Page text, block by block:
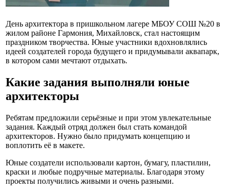
День архитектора в пришкольном лагере МБОУ СОШ №20 в
жилом районе Гармония, Михайловск, стал настоящим
праздником творчества. Юные участники вдохновлялись
идеей создателей города будущего и придумывали аквапарк,
в котором сами мечтают отдыхать.
Какие задания выполняли юные
архитекторы
Ребятам предложили серьёзные и при этом увлекательные
задания. Каждый отряд должен был стать командой
архитекторов. Нужно было придумать концепцию и
воплотить её в макете.
Юные создатели использовали картон, бумагу, пластилин,
краски и любые подручные материалы. Благодаря этому
проекты получились живыми и очень разными.